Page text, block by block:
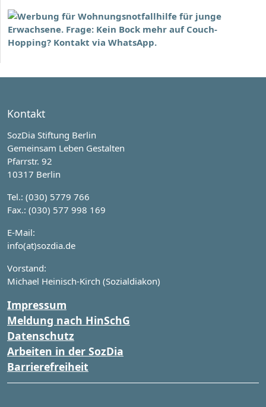
Kontakt
SozDia Stiftung Berlin
Gemeinsam Leben Gestalten
Pfarrstr. 92
10317 Berlin
Tel.: (030) 5779 766
Fax.: (030) 577 998 169
E-Mail:
info(at)sozdia.de
Vorstand:
Michael Heinisch-Kirch (Sozialdiakon)
Impressum
Meldung nach HinSchG
Datenschutz
Arbeiten in der SozDia
Barrierefreiheit